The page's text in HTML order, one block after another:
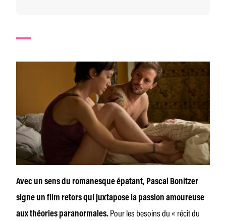
Avec un sens du romanesque épatant, Pascal Bonitzer
signe un film retors qui juxtapose la passion amoureuse
aux théories paranormales. Pour les besoins du « récit du